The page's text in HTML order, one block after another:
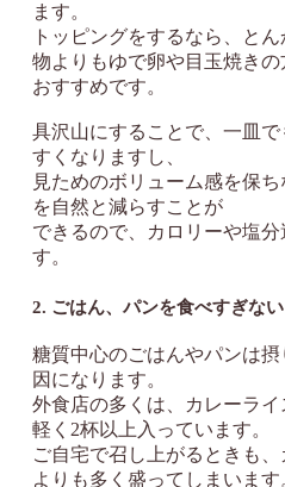
ます。
トッピングをするなら、と
物よりもゆで卵や目玉焼きの
おすすめです。
具沢山にすることで、一皿
すくなりますし、
見ためのボリューム感を保
を自然と減らすことが
できるので、カロリーや塩
す。
2. ごはん、パンを食べすぎない
糖質中心のごはんやパンは
因になります。
外食店の多くは、カレーラ
軽く2杯以上入っています。
ご自宅で召し上がるときも
よりも多く盛ってしまいます